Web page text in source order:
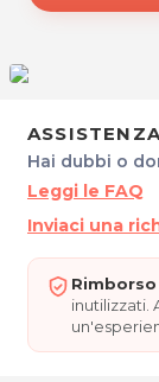
P.IVA
scrivi a
Hai dubbi o
Leggi le FAQ
Inviaci una
inutilizzati.